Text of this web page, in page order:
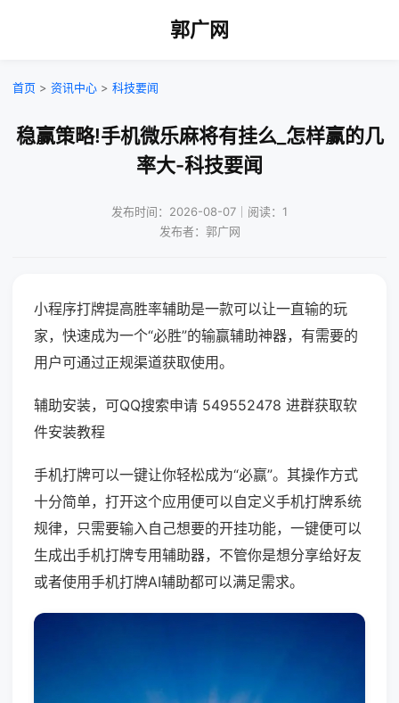
郭广网
首页 > 资讯中心 > 科技要闻
稳赢策略!手机微乐麻将有挂么_怎样赢的几
率大-科技要闻
发布时间：2026-08-07｜阅读：1
发布者：郭广网
小程序打牌提高胜率辅助是一款可以让一直输的玩
家，快速成为一个“必胜”的输赢辅助神器，有需要的
用户可通过正规渠道获取使用。
辅助安装，可QQ搜索申请 549552478 进群获取软
件安装教程
手机打牌可以一键让你轻松成为“必赢”。其操作方式
十分简单，打开这个应用便可以自定义手机打牌系统
规律，只需要输入自己想要的开挂功能，一键便可以
生成出手机打牌专用辅助器，不管你是想分享给好友
或者使用手机打牌AI辅助都可以满足需求。